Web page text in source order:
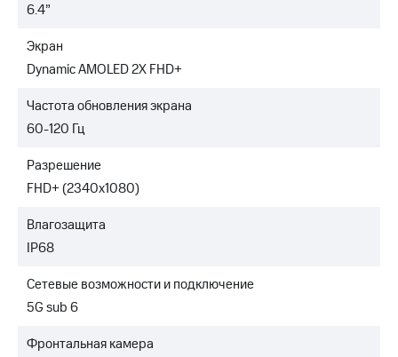
6.4”
Экран
Dynamic AMOLED 2X FHD+
Частота обновления экрана
60-120 Гц
Разрешение
FHD+ (2340x1080)
Влагозащита
IP68
Сетевые возможности и подключение
5G sub 6
Фронтальная камера